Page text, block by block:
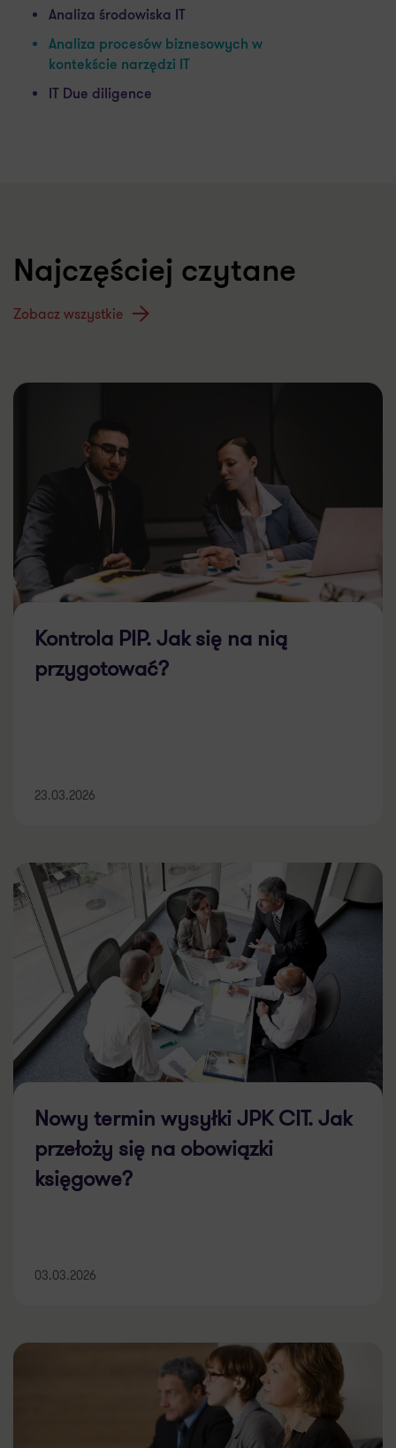
Analiza środowiska IT
Analiza procesów biznesowych w
kontekście narzędzi IT
IT Due diligence
Najczęściej czytane
Zobacz wszystkie
Kontrola PIP. Jak się na nią
przygotować?
23.03.2026
Nowy termin wysyłki JPK CIT. Jak
przełoży się na obowiązki
księgowe?
03.03.2026